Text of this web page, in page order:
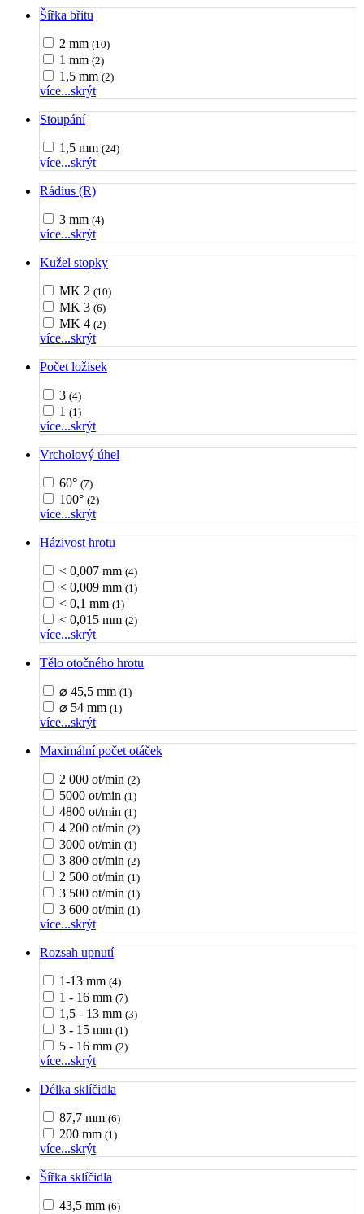
Šířka břitu
2 mm (10)
1 mm (2)
1,5 mm (2)
více...skrýt
Stoupání
1,5 mm (24)
více...skrýt
Rádius (R)
3 mm (4)
více...skrýt
Kužel stopky
MK 2 (10)
MK 3 (6)
MK 4 (2)
více...skrýt
Počet ložisek
3 (4)
1 (1)
více...skrýt
Vrcholový úhel
60° (7)
100° (2)
více...skrýt
Házivost hrotu
< 0,007 mm (4)
< 0,009 mm (1)
< 0,1 mm (1)
< 0,015 mm (2)
více...skrýt
Tělo otočného hrotu
⌀ 45,5 mm (1)
⌀ 54 mm (1)
více...skrýt
Maximální počet otáček
2 000 ot/min (2)
5000 ot/min (1)
4800 ot/min (1)
4 200 ot/min (2)
3000 ot/min (1)
3 800 ot/min (2)
2 500 ot/min (1)
3 500 ot/min (1)
3 600 ot/min (1)
více...skrýt
Rozsah upnutí
1-13 mm (4)
1 - 16 mm (7)
1,5 - 13 mm (3)
3 - 15 mm (1)
5 - 16 mm (2)
více...skrýt
Délka sklíčidla
87,7 mm (6)
200 mm (1)
více...skrýt
Šířka sklíčidla
43,5 mm (6)